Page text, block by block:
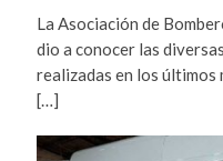
La Asociación de
dio a conocer las
realizadas en los últimos
[…]